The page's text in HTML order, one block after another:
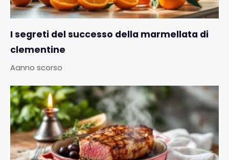
I segreti del successo della marmellata di
clementine
Aanno scorso